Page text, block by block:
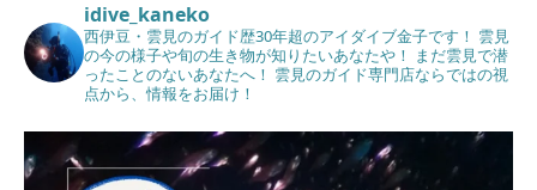
idive_kaneko
西伊豆・雲見のガイド歴30年超のアイダイブ金子です！ 雲見
の今の様子や旬の生き物が知りたいあなたや！ まだ雲見で潜
ったことのないあなたへ！ 雲見のガイド専門店ならではの視
点から、情報をお届け！